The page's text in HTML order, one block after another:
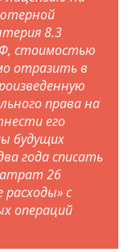
8.3
стоимостью
отразить в
права на
его
будущих
года списать
26
с
операций